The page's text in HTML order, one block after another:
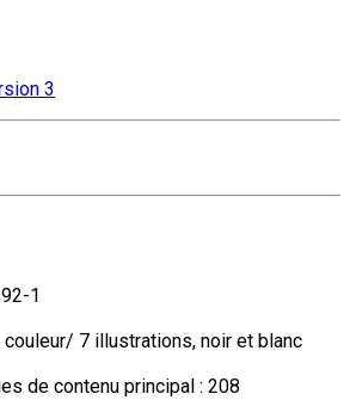
3
1
7 illustrations, noir et blanc
de contenu principal : 208